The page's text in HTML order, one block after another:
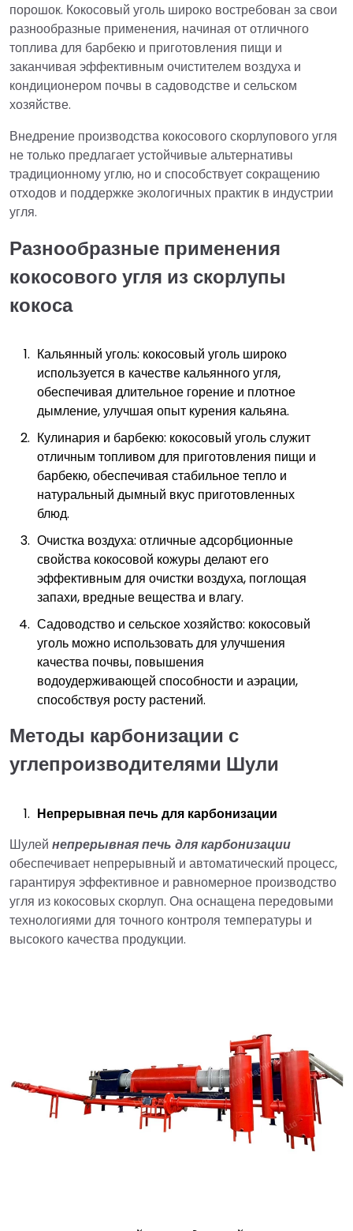
порошок. Кокосовый уголь широко востребован за свои
разнообразные применения, начиная от отличного
топлива для барбекю и приготовления пищи и
заканчивая эффективным очистителем воздуха и
кондиционером почвы в садоводстве и сельском
хозяйстве.
Внедрение производства кокосового скорлупового угля
не только предлагает устойчивые альтернативы
традиционному углю, но и способствует сокращению
отходов и поддержке экологичных практик в индустрии
угля.
Разнообразные применения
кокосового угля из скорлупы
кокоса
Кальянный уголь: кокосовый уголь широко
используется в качестве кальянного угля,
обеспечивая длительное горение и плотное
дымление, улучшая опыт курения кальяна.
Кулинария и барбекю: кокосовый уголь служит
отличным топливом для приготовления пищи и
барбекю, обеспечивая стабильное тепло и
натуральный дымный вкус приготовленных
блюд.
Очистка воздуха: отличные адсорбционные
свойства кокосовой кожуры делают его
эффективным для очистки воздуха, поглощая
запахи, вредные вещества и влагу.
Садоводство и сельское хозяйство: кокосовый
уголь можно использовать для улучшения
качества почвы, повышения
водоудерживающей способности и аэрации,
способствуя росту растений.
Методы карбонизации с
углепроизводителями Шули
Непрерывная печь для карбонизации
Шулей непрерывная печь для карбонизации
обеспечивает непрерывный и автоматический процесс,
гарантируя эффективное и равномерное производство
угля из кокосовых скорлуп. Она оснащена передовыми
технологиями для точного контроля температуры и
высокого качества продукции.